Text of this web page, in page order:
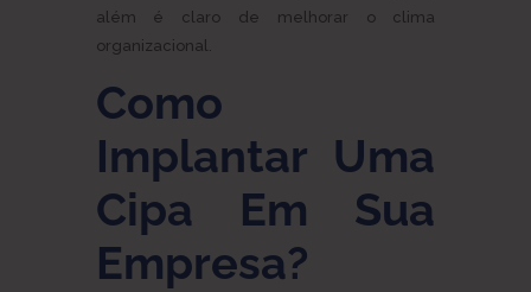
além é claro de melhorar o clima
organizacional.
Como
Implantar Uma
Cipa Em Sua
Empresa?